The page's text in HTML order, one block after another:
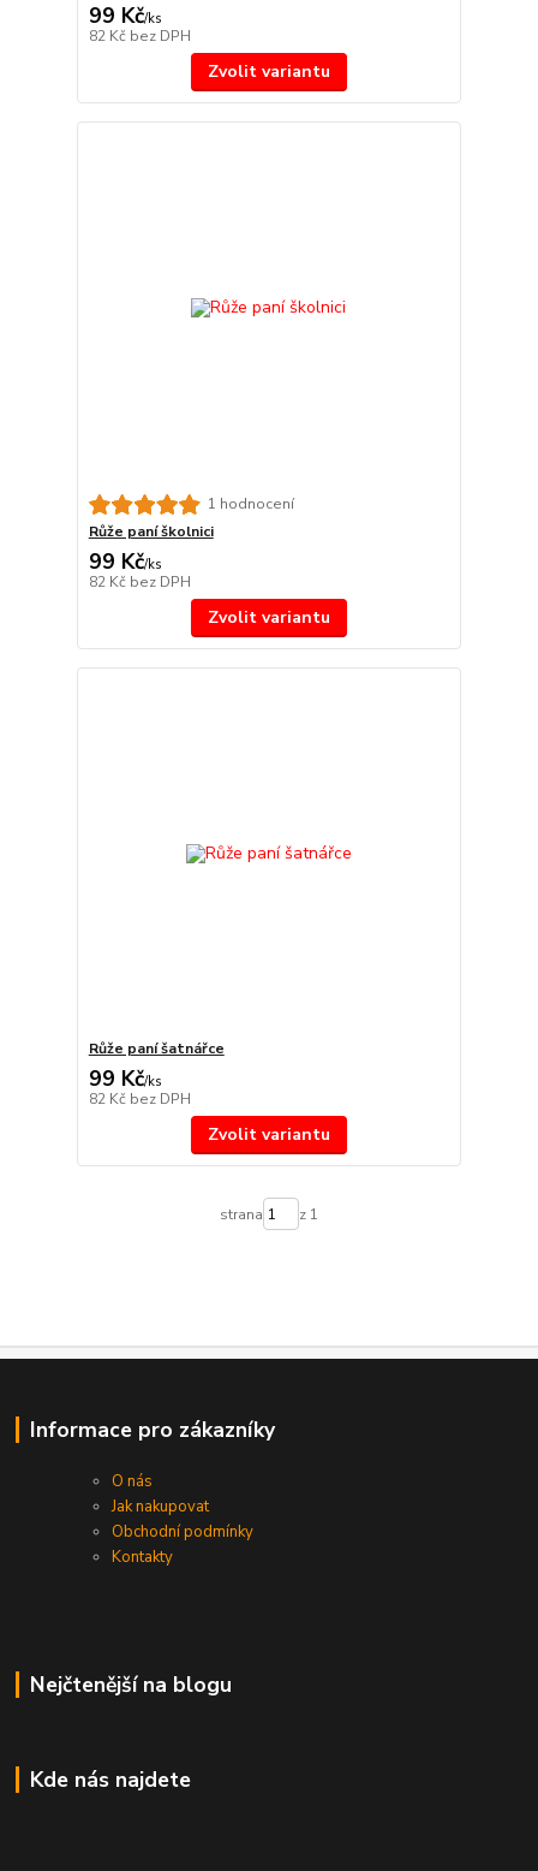
99 Kč/ks
82 Kč bez DPH
Zvolit variantu
1 hodnocení
Růže paní školnici
99 Kč/ks
82 Kč bez DPH
Zvolit variantu
Růže paní šatnářce
99 Kč/ks
82 Kč bez DPH
Zvolit variantu
strana z 1
Informace pro zákazníky
O nás
Jak nakupovat
Obchodní podmínky
Kontakty
Nejčtenější na blogu
Kde nás najdete